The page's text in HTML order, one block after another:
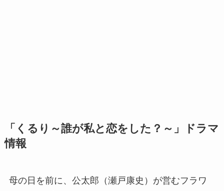
「くるり～誰が私と恋をした？～」ドラマ
情報
母の日を前に、公太郎（瀬戸康史）が営むフラワ